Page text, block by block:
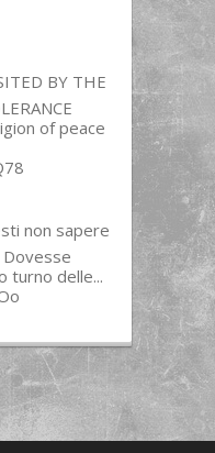
BY THE
of peace
non sapere
Dovesse
turno delle...